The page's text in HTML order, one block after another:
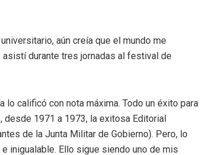
aún creía que el mundo me
durante tres jornadas al festival de
lo calificó con nota máxima. Todo un éxito para
desde 1971 a 1973, la exitosa Editorial
de la Junta Militar de Gobierno). Pero, lo
inigualable. Ello sigue siendo uno de mis